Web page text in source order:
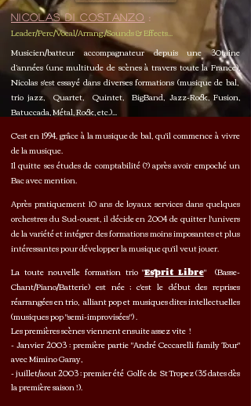
Nicolas Di costanzo :
Leader/Perc/Vocal/Arrang./Sounds & Effects...
Musicien/batteur accompagnateur depuis une 30taine
d’années (une multitude de scènes à travers toute la France),
Nicolas s'est essayé dans diverses formations (musique de bal,
trio jazz, Quartet, Quintet, BigBand, Jazz-Rock, Fusion,
Batuccada, Métal, Rock, etc.)...
C'est en 1994, grâce à la musique de bal, qu'il commence à vivre
de la musique.
Il quitte ses études de comptabilité (?) après avoir empoché un
Bac avec mention.
Après pratiquement 10 ans de loyaux services dans quelques
orchestres du Sud-ouest, il décide en 2004 de quitter l'univers
de la variété et intégrer des formations moins imposantes et plus
intéressantes pour développer la musique qu'il veut jouer.
La toute nouvelle formation trio "Esprit Libre" (Basse-
Chant/Piano/Batterie) est née ; c'est le début des reprises
réarrangées en trio, alliant pop et musiques dites intellectuelles
(musiques pop "semi-improvisées") .
Les premières scènes viennent ensuite assez vite !
- Janvier 2003 : première partie "André Ceccarelli family Tour"
avec Mimino Garay,
- juillet/aout 2003 : premier été Golfe de St Tropez (35 dates dès
la première saison !).